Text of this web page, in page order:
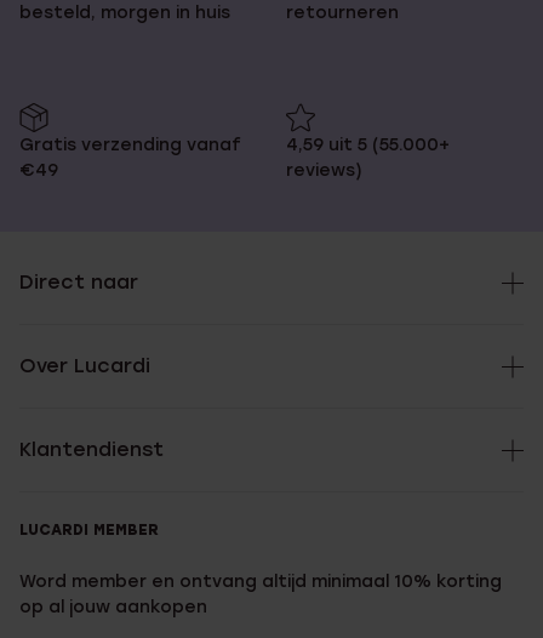
besteld, morgen in huis
retourneren
Gratis verzending vanaf
€49
4,59 uit 5 (55.000+
reviews)
Direct naar
Over Lucardi
Klantendienst
LUCARDI MEMBER
Word member en ontvang altijd minimaal 10% korting
op al jouw aankopen